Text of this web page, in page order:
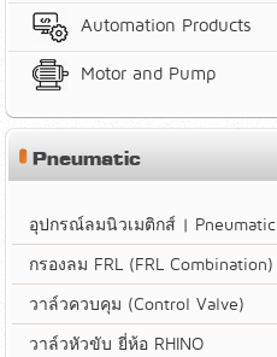
Automation Products
Motor and Pump
Pneumatic
อุปกรณ์ลมนิวเมติกส์ | Pneumatic
กรองลม FRL (FRL Combination)
วาล์วควบคุม (Control Valve)
วาล์วหัวขับ ยี่ห้อ RHINO